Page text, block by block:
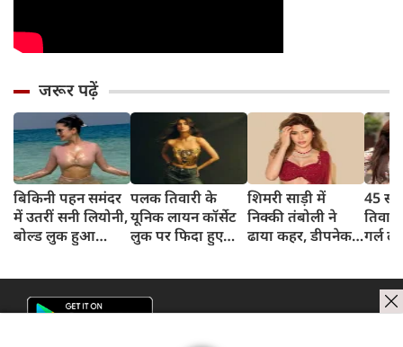
जरूर पढ़ें
बिकिनी पहन समंदर
में उतरीं सनी लियोनी,
बोल्ड लुक हुआ
पलक तिवारी के
यूनिक लायन कॉर्सेट
लुक पर फिदा हुए
शिमरी साड़ी में
निक्की तंबोली ने
ढाया कहर, डीपनेक
45
गर्ल